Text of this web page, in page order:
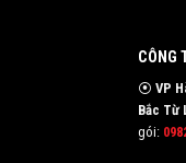
CÔNG
⦿ VP
Bắc Từ
gói: